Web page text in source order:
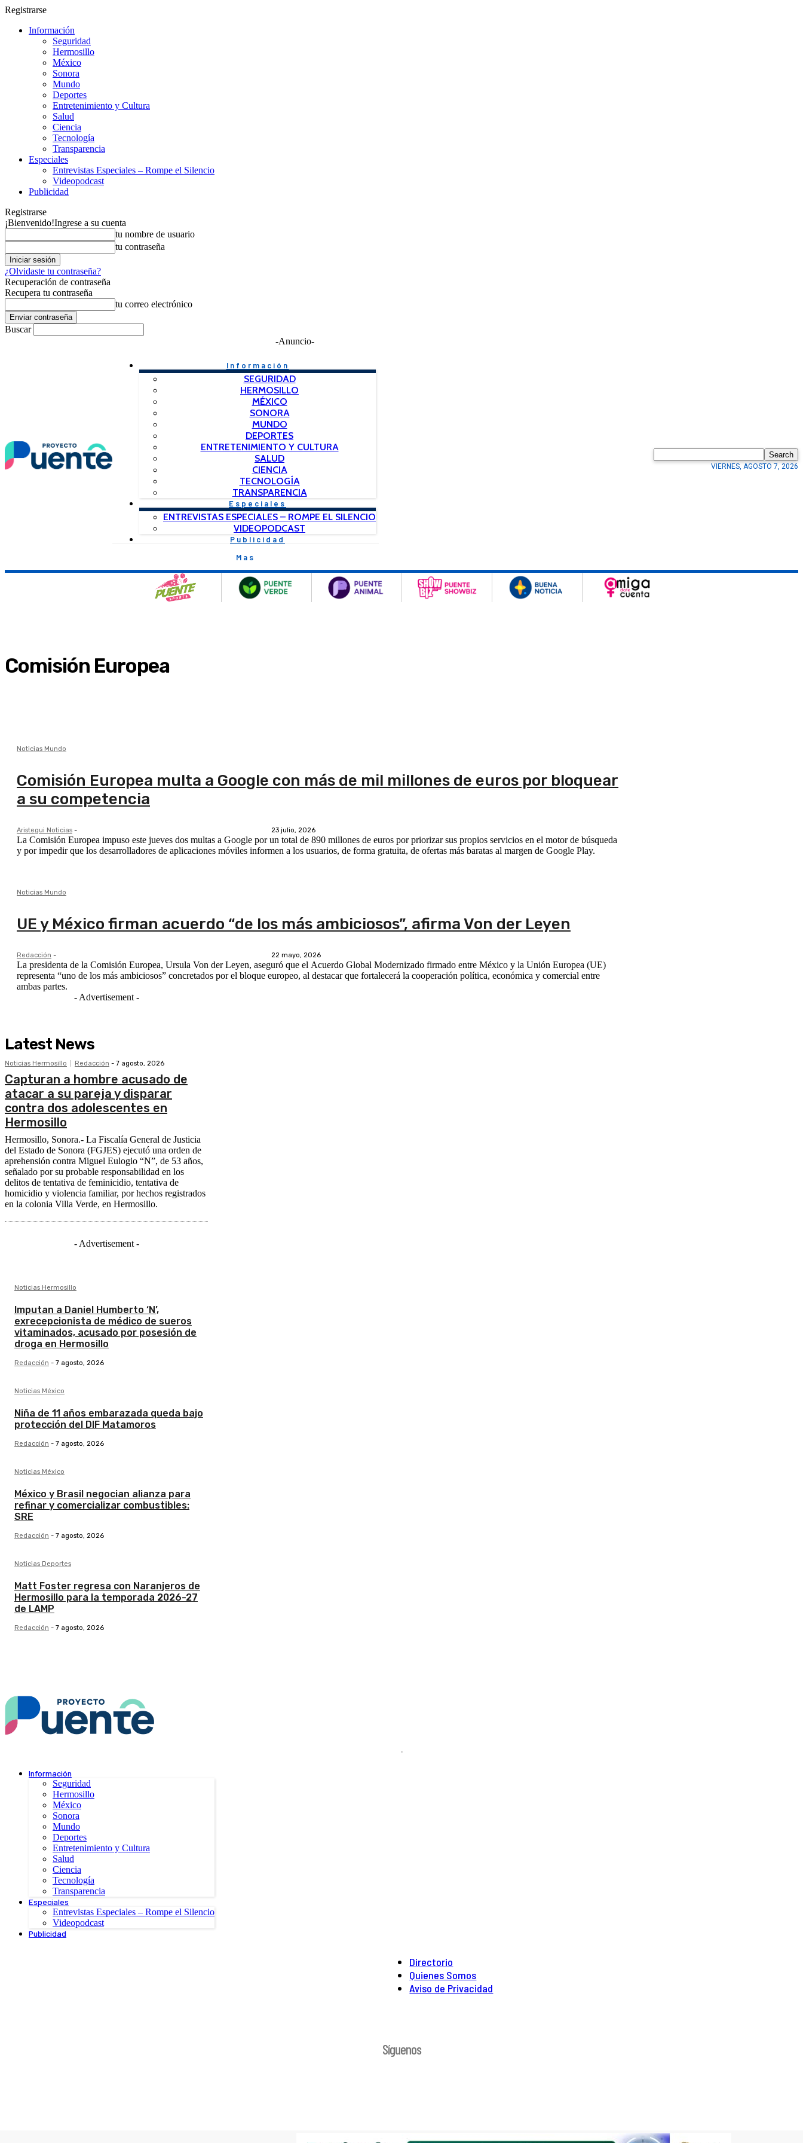
Registrarse
Información
Seguridad
Hermosillo
México
Sonora
Mundo
Deportes
Entretenimiento y Cultura
Salud
Ciencia
Tecnología
Transparencia
Especiales
Entrevistas Especiales – Rompe el Silencio
Videopodcast
Publicidad
Registrarse
¡Bienvenido!Ingrese a su cuenta
tu nombre de usuario
tu contraseña
¿Olvidaste tu contraseña?
Recuperación de contraseña
Recupera tu contraseña
tu correo electrónico
Buscar
-Anuncio-
Información
SEGURIDAD
HERMOSILLO
MÉXICO
SONORA
MUNDO
DEPORTES
ENTRETENIMIENTO Y CULTURA
SALUD
CIENCIA
TECNOLOGÍA
TRANSPARENCIA
Especiales
ENTREVISTAS ESPECIALES – ROMPE EL SILENCIO
VIDEOPODCAST
Publicidad
Mas
Search
VIERNES, AGOSTO 7, 2026
Comisión Europea
Noticias Mundo
Comisión Europea multa a Google con más de mil millones de euros por bloquear
a su competencia
Aristegui Noticias - 23 julio, 2026
La Comisión Europea impuso este jueves dos multas a Google por un total de 890 millones de euros por priorizar sus propios servicios en el motor de búsqueda
y por impedir que los desarrolladores de aplicaciones móviles informen a los usuarios, de forma gratuita, de ofertas más baratas al margen de Google Play.
Noticias Mundo
UE y México firman acuerdo “de los más ambiciosos”, afirma Von der Leyen
Redacción - 22 mayo, 2026
La presidenta de la Comisión Europea, Ursula Von der Leyen, aseguró que el Acuerdo Global Modernizado firmado entre México y la Unión Europea (UE)
representa “uno de los más ambiciosos” concretados por el bloque europeo, al destacar que fortalecerá la cooperación política, económica y comercial entre
ambas partes.
- Advertisement -
Latest News
Noticias Hermosillo Redacción - 7 agosto, 2026
Capturan a hombre acusado de
atacar a su pareja y disparar
contra dos adolescentes en
Hermosillo
Hermosillo, Sonora.- La Fiscalía General de Justicia
del Estado de Sonora (FGJES) ejecutó una orden de
aprehensión contra Miguel Eulogio “N”, de 53 años,
señalado por su probable responsabilidad en los
delitos de tentativa de feminicidio, tentativa de
homicidio y violencia familiar, por hechos registrados
en la colonia Villa Verde, en Hermosillo.
- Advertisement -
Noticias Hermosillo
Imputan a Daniel Humberto ‘N’,
exrecepcionista de médico de sueros
vitaminados, acusado por posesión de
droga en Hermosillo
Redacción - 7 agosto, 2026
Noticias México
Niña de 11 años embarazada queda bajo
protección del DIF Matamoros
Redacción - 7 agosto, 2026
Noticias México
México y Brasil negocian alianza para
refinar y comercializar combustibles:
SRE
Redacción - 7 agosto, 2026
Noticias Deportes
Matt Foster regresa con Naranjeros de
Hermosillo para la temporada 2026-27
de LAMP
Redacción - 7 agosto, 2026
.
Información
Seguridad
Hermosillo
México
Sonora
Mundo
Deportes
Entretenimiento y Cultura
Salud
Ciencia
Tecnología
Transparencia
Especiales
Entrevistas Especiales – Rompe el Silencio
Videopodcast
Publicidad
Directorio
Quienes Somos
Aviso de Privacidad
Síguenos